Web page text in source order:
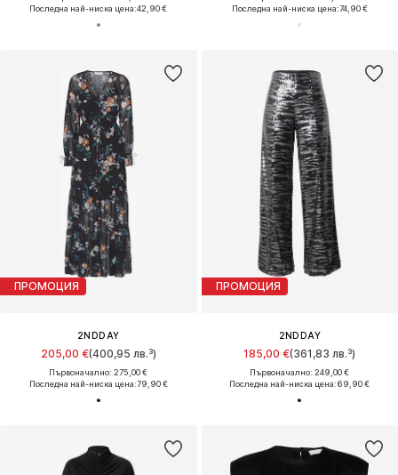
Последна най-ниска цена:42,90 €
Последна най-ниска цена:74,90 €
ПРОМОЦИЯ
2NDDAY
205,00 €(400,95 лв.³)
Първоначално: 275,00 €
Последна най-ниска цена:79,90 €
ПРОМОЦИЯ
2NDDAY
185,00 €(361,83 лв.³)
Първоначално: 249,00 €
Последна най-ниска цена:69,90 €